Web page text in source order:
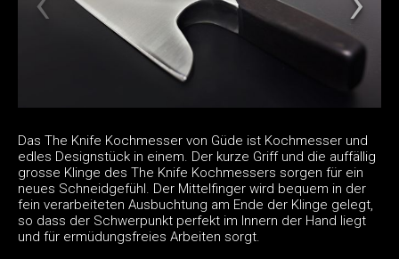
Das The Knife Kochmesser von Güde ist Kochmesser und
edles Designstück in einem. Der kurze Griff und die auffällig
grosse Klinge des The Knife Kochmessers sorgen für ein
neues Schneidgefühl. Der Mittelfinger wird bequem in der
fein verarbeiteten Ausbuchtung am Ende der Klinge gelegt,
so dass der Schwerpunkt perfekt im Innern der Hand liegt
und für ermüdungsfreies Arbeiten sorgt.